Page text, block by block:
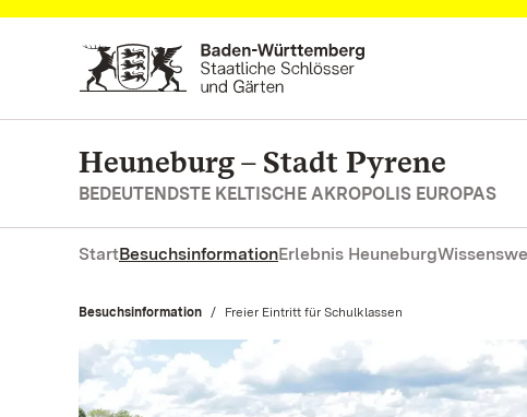
Zum Hauptinhalt springen
Heuneburg – Stadt Pyrene
BEDEUTENDSTE KELTISCHE AKROPOLIS EUROPAS
StartBesuchsinformationErlebnis Heuneburg
Besuchsinformation Aktuell:
Freier Eintritt für Schulklassen